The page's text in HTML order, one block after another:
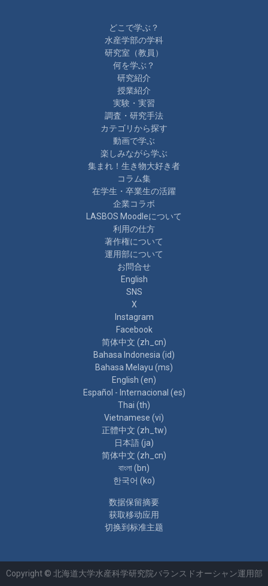
どこで学ぶ？
水産学部の学科
研究室（教員）
何を学ぶ？
研究紹介
授業紹介
実験・実習
調査・研究手法
カテゴリから探す
動画で学ぶ
楽しみながら学ぶ
集まれ！生き物大好き者
コラム集
在学生・卒業生の活躍
企業コラボ
LASBOS Moodleについて
利用の仕方
著作権について
運用部について
お問合せ
English
SNS
X
Instagram
Facebook
简体中文 ‎(zh_cn)‎
Bahasa Indonesia ‎(id)‎
Bahasa Melayu ‎(ms)‎
English ‎(en)‎
Español - Internacional ‎(es)‎
Thai ‎(th)‎
Vietnamese ‎(vi)‎
正體中文 ‎(zh_tw)‎
日本語 ‎(ja)‎
简体中文 ‎(zh_cn)‎
বাংলা ‎(bn)‎
한국어 ‎(ko)‎
‎数据保留摘要‎
获取移动应用
切换到标准主题
Copyright © 北海道大学水産科学研究院バランスドオーシャン運用部